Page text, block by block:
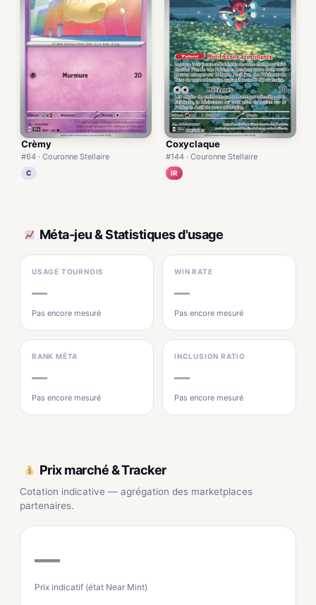
Crèmy
#64 · Couronne Stellaire
C
Coxyclaque
#144 · Couronne Stellaire
IR
Méta-jeu & Statistiques d'usage
USAGE TOURNOIS
—
Pas encore mesuré
WIN RATE
—
Pas encore mesuré
RANK MÉTA
—
Pas encore mesuré
INCLUSION RATIO
—
Pas encore mesuré
Prix marché & Tracker
Cotation indicative — agrégation des marketplaces
partenaires.
—
Prix indicatif (état Near Mint)